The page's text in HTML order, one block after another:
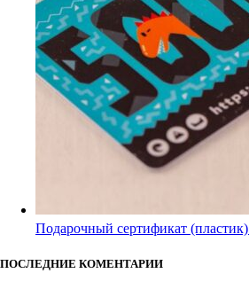
Подарочный сертификат (пластик)
ПОСЛЕДНИЕ КОМЕНТАРИИ